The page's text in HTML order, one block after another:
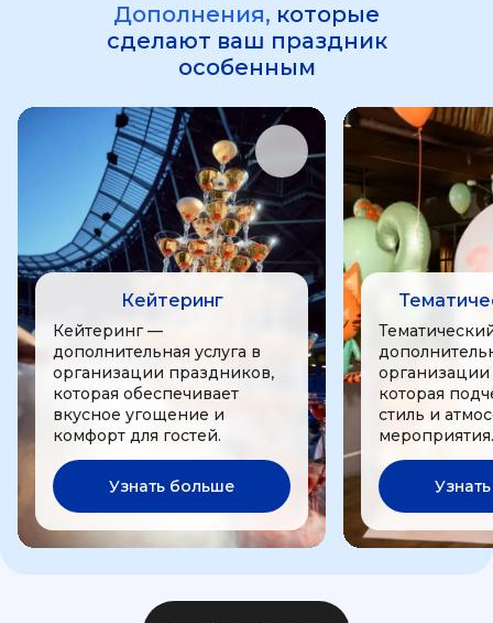
Дополнения, которые
сделают ваш праздник
особенным
Кейтеринг
Кейтеринг —
дополнительная услуга в
организации праздников,
которая обеспечивает
вкусное угощение и
комфорт для гостей.
Узнать больше
которая
стиль и
мероприятия.